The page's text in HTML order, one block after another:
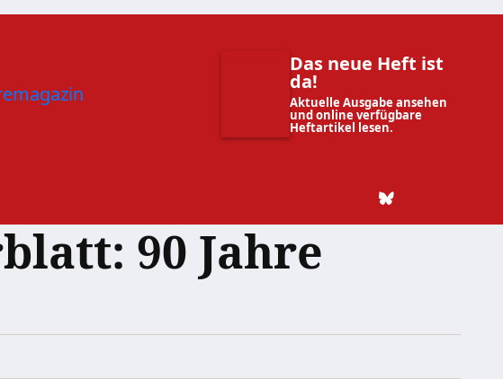
Das neue Heft ist
da!
Aktuelle Ausgabe ansehen
und online verfügbare
Heftartikel lesen.
90 Jahre